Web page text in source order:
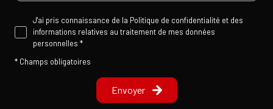
J'ai pris connaissance de la Politique de confidentialité et des
informations relatives au traitement de mes données
personnelles *
* Champs obligatoires
Envoyer